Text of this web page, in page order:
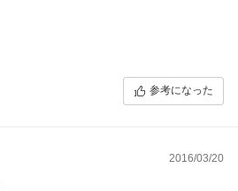
参考になった
2016/03/20